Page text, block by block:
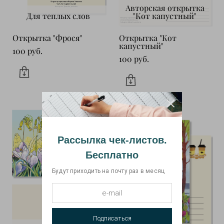
Рассылка чек-листов.
Бесплатно
Будут приходить на почту раз в месяц
Подписаться
Для теплых слов
Открытка "Фрося"
100 pуб.
Авторская открытка
"Кот капустный"
Открытка "Кот
капустный"
100 pуб.